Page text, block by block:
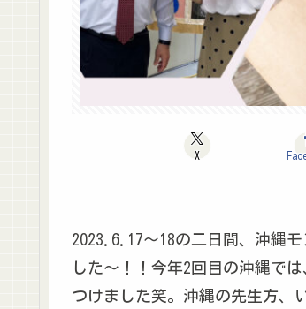
X
2023.6.17～18の二日間、沖縄
した～！！今年2回目の沖縄で
つけました笑。沖縄の先生方、